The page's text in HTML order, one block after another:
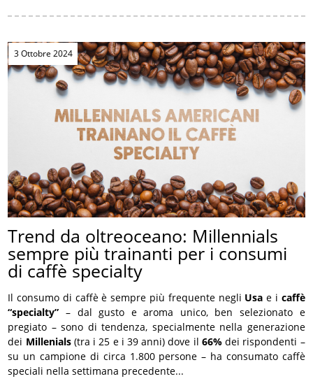
Trend da oltreoceano: Millennials
sempre più trainanti per i consumi
di caffè specialty
3 Ottobre 2024
Il consumo di caffè è sempre più frequente negli Usa e i caffè
“specialty” – dal gusto e aroma unico, ben selezionato e
pregiato – sono di tendenza, specialmente nella generazione
dei Millenials(tra i 25 e i 39 anni) dove il 66%dei rispondenti –
su un campione di circa 1.800 persone – ha consumato caffè
speciali nella settimana precedente...